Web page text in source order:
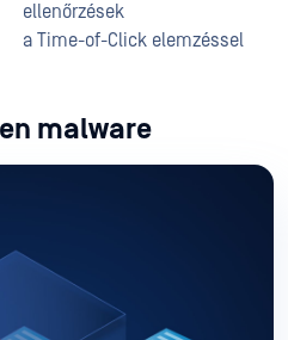
ellenőrzések
a Time-of-Click elemzéssel
malware